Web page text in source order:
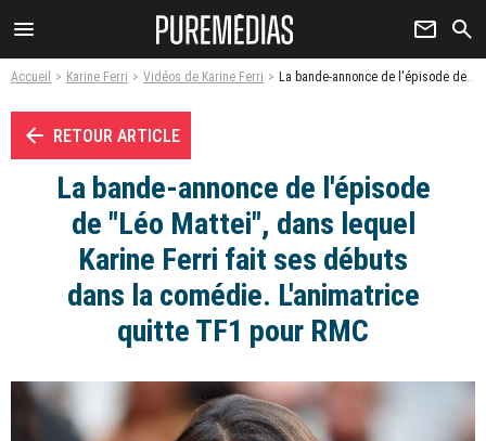
menu newsletter search
Accueil Karine Ferri Vidéos de Karine Ferri La bande-annonce de l'épisode de "Léo Mattei", dans lequel Karine Ferri fait ses débuts dans la comédie. L'animatrice quitte TF1 pour RMC - Vidéo
arrow_left RETOUR ARTICLE
La bande-annonce de l'épisode
de "Léo Mattei", dans lequel
Karine Ferri fait ses débuts
dans la comédie. L'animatrice
quitte TF1 pour RMC